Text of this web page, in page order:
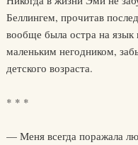
Беллингем, прочитав
вообще была остра на язык
маленьким негодником,
детского возраста.
* * *
— Меня всегда поражала